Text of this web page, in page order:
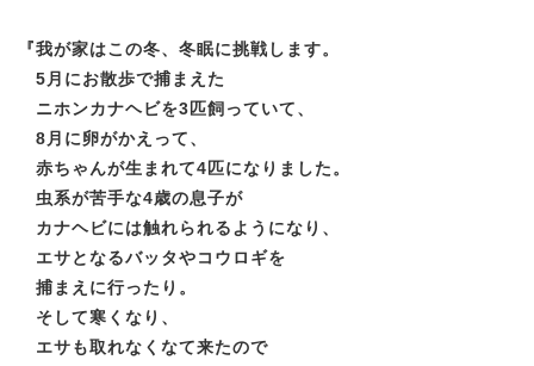
『我が家はこの冬、冬眠に挑戦します。
5月にお散歩で捕まえた
ニホンカナヘビを3匹飼っていて、
8月に卵がかえって、
赤ちゃんが生まれて4匹になりました。
虫系が苦手な4歳の息子が
カナヘビには触れられるようになり、
エサとなるバッタやコウロギを
捕まえに行ったり。
そして寒くなり、
エサも取れなくなて来たので